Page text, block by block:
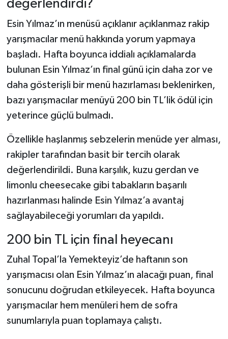
değerlendirdi?
Esin Yılmaz’ın menüsü açıklanır açıklanmaz rakip
yarışmacılar menü hakkında yorum yapmaya
başladı. Hafta boyunca iddialı açıklamalarda
bulunan Esin Yılmaz’ın final günü için daha zor ve
daha gösterişli bir menü hazırlaması beklenirken,
bazı yarışmacılar menüyü 200 bin TL’lik ödül için
yeterince güçlü bulmadı.
Özellikle haşlanmış sebzelerin menüde yer alması,
rakipler tarafından basit bir tercih olarak
değerlendirildi. Buna karşılık, kuzu gerdan ve
limonlu cheesecake gibi tabakların başarılı
hazırlanması halinde Esin Yılmaz’a avantaj
sağlayabileceği yorumları da yapıldı.
200 bin TL için final heyecanı
Zuhal Topal’la Yemekteyiz’de haftanın son
yarışmacısı olan Esin Yılmaz’ın alacağı puan, final
sonucunu doğrudan etkileyecek. Hafta boyunca
yarışmacılar hem menüleri hem de sofra
sunumlarıyla puan toplamaya çalıştı.